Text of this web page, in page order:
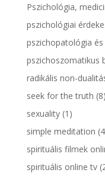
Pszichológia,
pszichológiai
pszichopatológia
pszichoszomatikus
radikális non-
seek for the truth (8)
sexuality(1)
simple meditation
spirituális filmek
spirituális online tv